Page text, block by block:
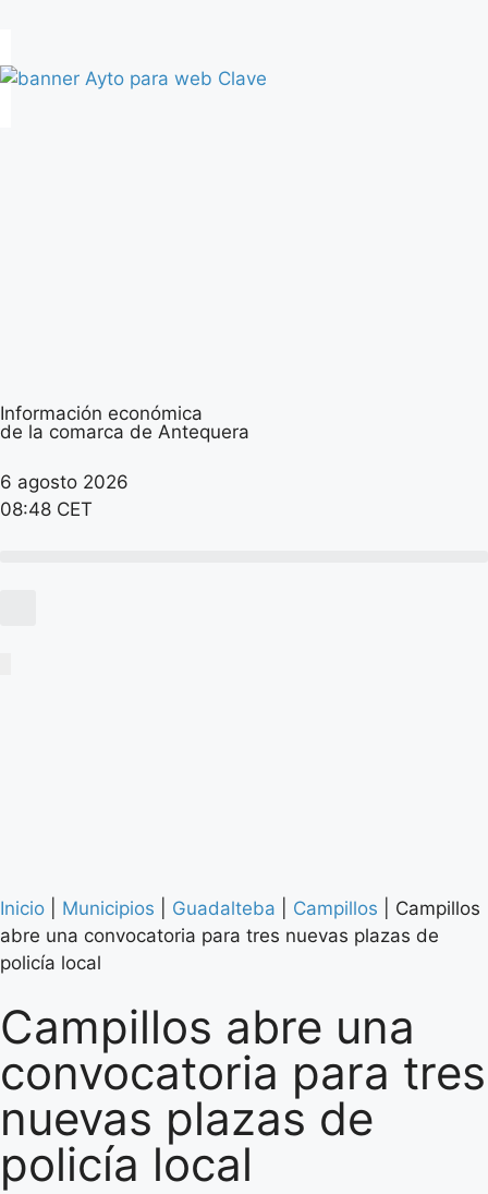
Información económica
de la comarca de Antequera
6 agosto 2026
08:48 CET
Inicio Municipios Guadalteba Campillos
Campillos
abre una convocatoria para tres nuevas plazas de
policía local
Campillos abre una
convocatoria para tres
nuevas plazas de
policía local